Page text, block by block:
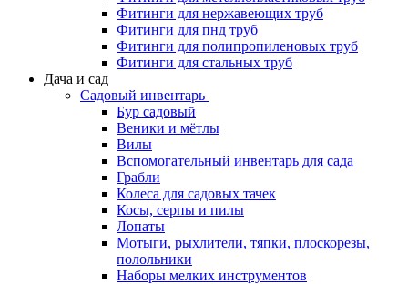
Фитинги для нержавеющих труб
Фитинги для пнд труб
Фитинги для полипропиленовых труб
Фитинги для стальных труб
Дача и сад
Садовый инвентарь
Бур садовый
Веники и мётлы
Вилы
Вспомогательный инвентарь для сада
Грабли
Колеса для садовых тачек
Косы, серпы и пилы
Лопаты
Мотыги, рыхлители, тяпки, плоскорезы,
полольники
Наборы мелких инструментов